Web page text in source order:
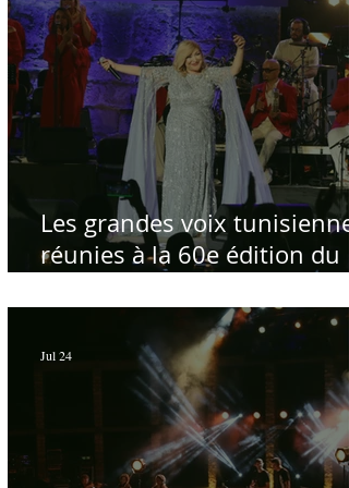
Les grandes voix
réunies à la 60e édition du
Carthage pour célébrer la
République - Par Sofien
Jul 24